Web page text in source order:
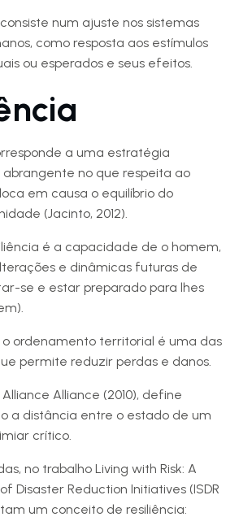
num ajuste nos sistemas
como resposta aos estímulos
ou esperados e seus efeitos.
a uma estratégia
no que respeita ao
em causa o equilíbrio do
(Jacinto, 2012).
é a capacidade de o homem,
e dinâmicas futuras de
se e estar preparado para lhes
ordenamento territorial é uma das
permite reduzir perdas e danos.
Alliance (2010), define
a distância entre o estado de um
crítico.
no trabalho Living with Risk: A
Disaster Reduction Initiatives (ISDR
um conceito de resiliência: